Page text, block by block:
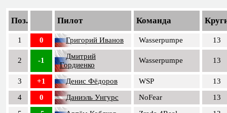
Поз. Пилот Команда
1 0 Григорий Иванов Wasserpumpe 13
2 -1
Дмитрий
Гордиенко
Wasserpumpe 13
3 +1 Денис Фёдоров WSP
13
4
0 Даниэль Унгурс NoFear
13